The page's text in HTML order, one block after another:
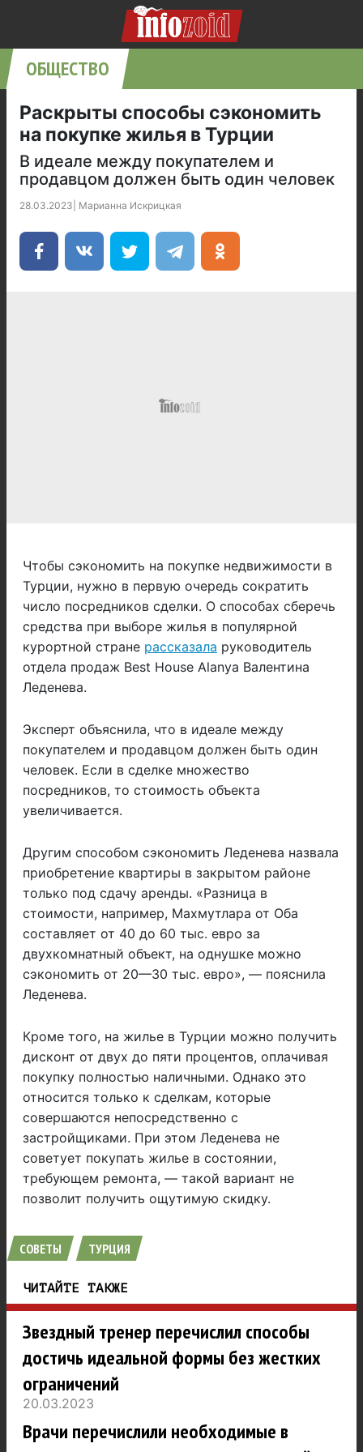
ОБЩЕСТВО
Раскрыты способы сэкономить
на покупке жилья в Турции
В идеале между покупателем и
продавцом должен быть один человек
28.03.2023 Марианна Искрицкая
Чтобы сэкономить на покупке недвижимости в
Турции, нужно в первую очередь сократить
число посредников сделки. О способах сберечь
средства при выборе жилья в популярной
курортной стране рассказала руководитель
отдела продаж Best House Alanya Валентина
Леденева.
Эксперт объяснила, что в идеале между
покупателем и продавцом должен быть один
человек. Если в сделке множество
посредников, то стоимость объекта
увеличивается.
Другим способом сэкономить Леденева назвала
приобретение квартиры в закрытом районе
только под сдачу аренды. «Разница в
стоимости, например, Махмутлара от Оба
составляет от 40 до 60 тыс. евро за
двухкомнатный объект, на однушке можно
сэкономить от 20—30 тыс. евро», — пояснила
Леденева.
Кроме того, на жилье в Турции можно получить
дисконт от двух до пяти процентов, оплачивая
покупку полностью наличными. Однако это
относится только к сделкам, которые
совершаются непосредственно с
застройщиками. При этом Леденева не
советует покупать жилье в состоянии,
требующем ремонта, — такой вариант не
позволит получить ощутимую скидку.
СОВЕТЫ ТУРЦИЯ
ЧИТАЙТЕ ТАКЖЕ
Звездный тренер перечислил способы
достичь идеальной формы без жестких
ограничений
20.03.2023
Врачи перечислили необходимые в